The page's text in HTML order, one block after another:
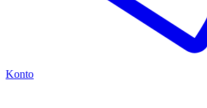
Konto